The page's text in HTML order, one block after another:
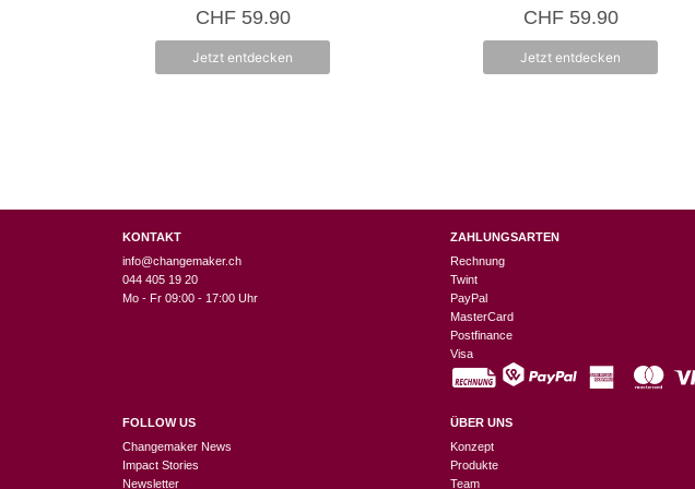
0
v
5
CHF59.90
Jetzt entdecken
0
v
5
CHF59.90
Jetzt entdecken
KONTAKT
info@changemaker.ch
044 405 19 20
Mo - Fr 09:00 - 17:00 Uhr
FOLLOW US
Changemaker News
Impact Stories
Newsletter
ZAHLUNGSARTEN
Rechnung
Twint
PayPal
MasterCard
Postfinance
Visa
ÜBER UNS
Konzept
Produkte
Team